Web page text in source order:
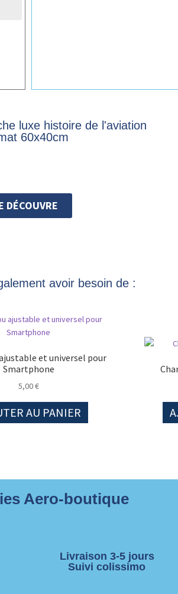
luxe histoire de l'aviation
60x40cm
DÉCOUVRE
avoir besoin de :
et universel pour
Smartphone
5,00€
AU PANIER
Aero-boutique
Livraison 3-5 jours
Suivi colissimo